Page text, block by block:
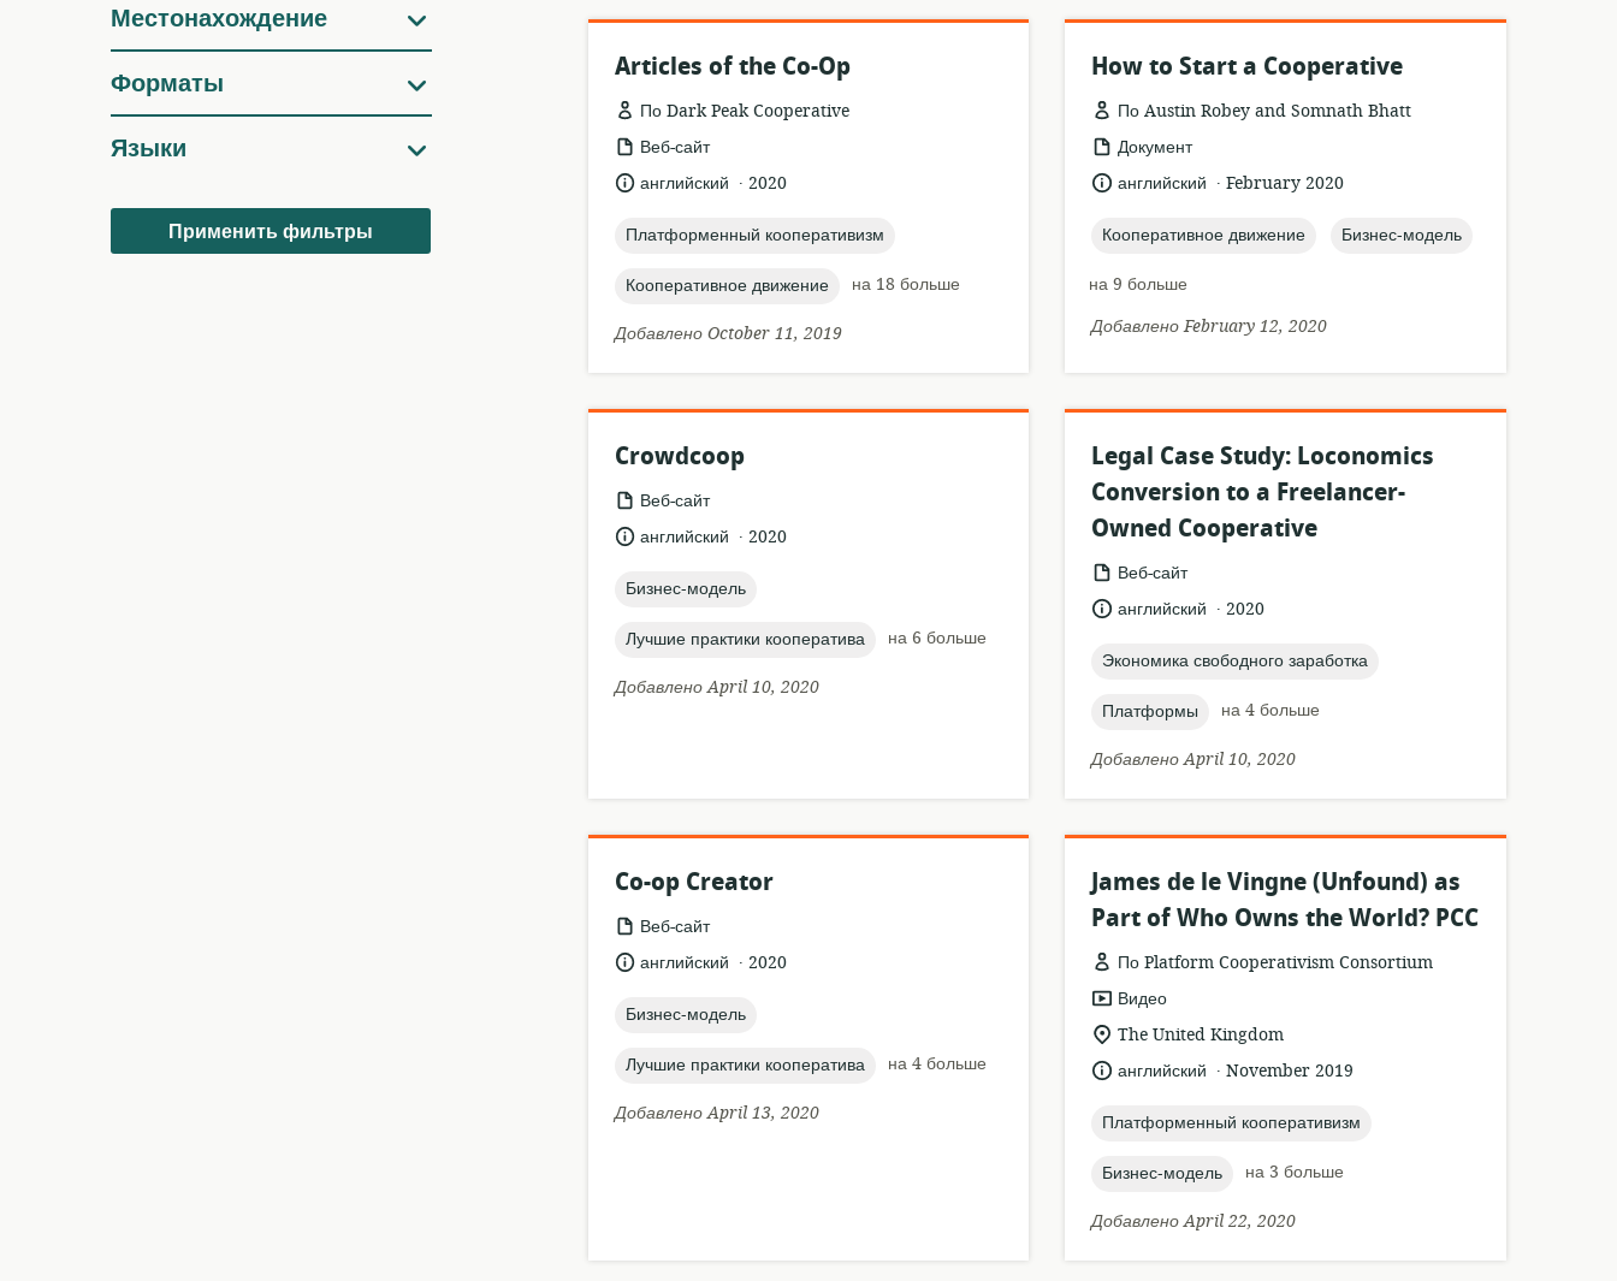
Местонахождение
Форматы
Языки
Применить фильтры
Articles of the Co-Op
По Dark Peak Cooperative
формат
ресурса:
Веб-сайт
язык:английский .
опубликовано
2020
topic:
Платформенный кооперативизм
topic:
Кооперативное движение
на 18 больше
Добавлено October 11, 2019
How to Start a Cooperative
По Austin Robey and Somnath Bhatt
формат
ресурса:
Документ
язык:английский .
опубликовано
February 2020
topic:
Кооперативное движение topic:
Бизнес-модель
на 9 больше
Добавлено February 12, 2020
Crowdcoop
формат
ресурса:
Веб-сайт
язык:английский .
опубликовано
2020
topic:
Бизнес-модель
topic:
Лучшие практики кооператива
на 6 больше
Добавлено April 10, 2020
Legal Case Study: Loconomics
Conversion to a Freelancer-
Owned Cooperative
формат
ресурса:
Веб-сайт
язык:английский .
опубликовано
2020
topic:
Экономика свободного заработка
topic:
Платформы
на 4 больше
Добавлено April 10, 2020
Co-op Creator
формат
ресурса:
Веб-сайт
язык:английский .
опубликовано
2020
topic:
Бизнес-модель
topic:
Лучшие практики кооператива
на 4 больше
Добавлено April 13, 2020
James de le Vingne (Unfound) as
Part of Who Owns the World? PCC
По Platform Cooperativism Consortium
формат
ресурса:
Видео
актуальное
местонахождение:
The United Kingdom
язык:английский .
опубликовано
November 2019
topic:
Платформенный кооперативизм
topic:
Бизнес-модель
на 3 больше
Добавлено April 22, 2020